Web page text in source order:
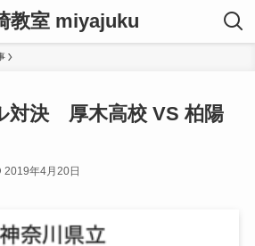
教室 miyajuku
対決 厚木高校 VS 柏陽
2019年4月20日